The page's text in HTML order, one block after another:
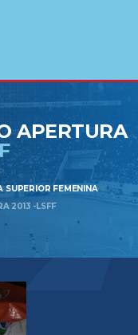
APERTURA
SUPERIOR FEMENINA
2013 -LSFF